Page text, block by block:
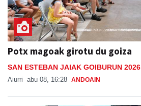
Potx magoak girotu du goiza
SAN ESTEBAN JAIAK GOIBURUN 2026
Aiurri abu 08, 16:28 ANDOAIN